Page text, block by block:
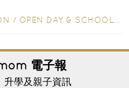
/ OPEN DAY & SCHOOL EVENTS
電子報
升學及親子資訊